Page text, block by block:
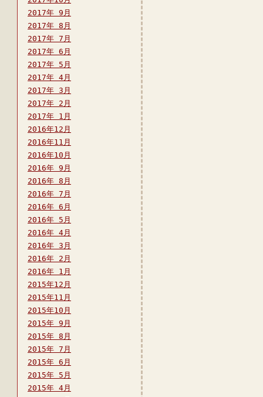
2017年 9月
2017年 8月
2017年 7月
2017年 6月
2017年 5月
2017年 4月
2017年 3月
2017年 2月
2017年 1月
2016年12月
2016年11月
2016年10月
2016年 9月
2016年 8月
2016年 7月
2016年 6月
2016年 5月
2016年 4月
2016年 3月
2016年 2月
2016年 1月
2015年12月
2015年11月
2015年10月
2015年 9月
2015年 8月
2015年 7月
2015年 6月
2015年 5月
2015年 4月